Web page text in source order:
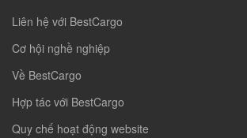
Liên hệ với BestCargo
Cơ hội nghề nghiệp
Về BestCargo
Hợp tác với BestCargo
Quy chế hoạt động website